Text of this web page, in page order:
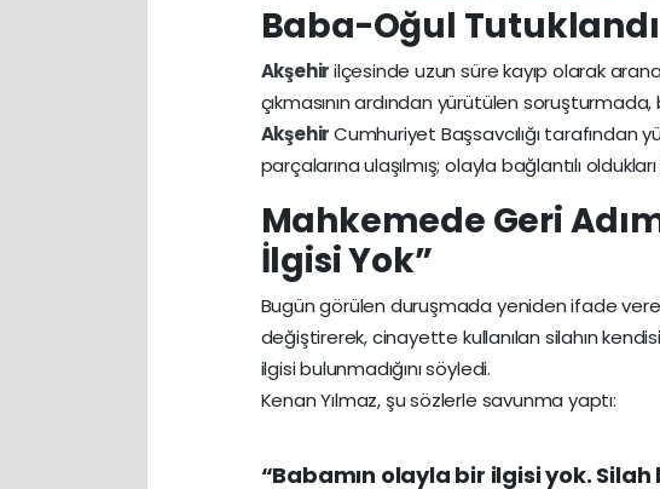
Baba-Oğul Tutuklandı
Akşehirilçesinde uzun süre kayıp olarak
çıkmasının ardından yürütülen
AkşehirCumhuriyet Başsavcılığı
parçalarına ulaşılmış; olayla bağlantılı
Mahkemede Geri
İlgisi Yok”
Bugün görülen duruşmada yeniden ifade
değiştirerek, cinayette kullanılan silahın
ilgisi bulunmadığını söyledi.
Kenan Yılmaz, şu sözlerle savunma yaptı:
“Babamın olayla bir ilgisi yok.